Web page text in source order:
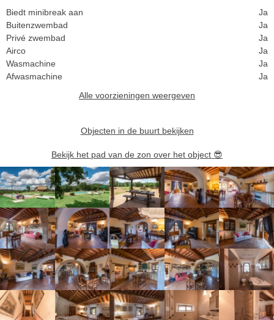
Biedt minibreak aan
Ja
Buitenzwembad
Ja
Privé zwembad
Ja
Airco
Ja
Wasmachine
Ja
Afwasmachine
Ja
Alle voorzieningen weergeven
Objecten in de buurt bekijken
Bekijk het pad van de zon over het object 😎